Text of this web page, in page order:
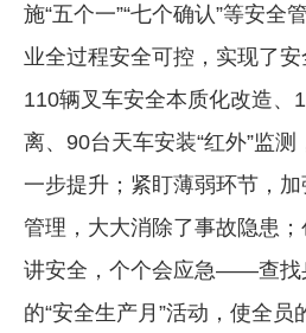
施“五个一”“七个确认”等安全
业全过程安全可控，实现了
110辆叉车安全本质化改造、
离、90台天车安装“红外”监
一步提升；紧盯薄弱环节，
管理，大大消除了事故隐患；
讲安全，个个会应急——查找
的“安全生产月”活动，使全